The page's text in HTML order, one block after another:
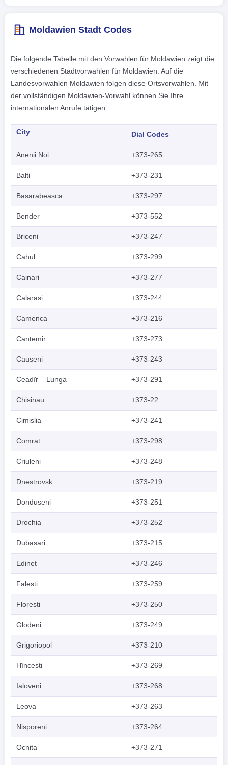
Moldawien Stadt Codes
Die folgende Tabelle mit den Vorwahlen für Moldawien zeigt die
verschiedenen Stadtvorwahlen für Moldawien. Auf die
Landesvorwahlen Moldawien folgen diese Ortsvorwahlen. Mit
der vollständigen Moldawien-Vorwahl können Sie Ihre
internationalen Anrufe tätigen.
City Dial Codes
Anenii Noi +373-265
Balti +373-231
Basarabeasca +373-297
Bender +373-552
Briceni +373-247
Cahul +373-299
Cainari +373-277
Calarasi +373-244
Camenca +373-216
Cantemir +373-273
Causeni +373-243
Ceadîr – Lunga +373-291
Chisinau +373-22
Cimislia +373-241
Comrat +373-298
Criuleni +373-248
Dnestrovsk +373-219
Donduseni +373-251
Drochia +373-252
Dubasari +373-215
Edinet +373-246
Falesti +373-259
Floresti +373-250
Glodeni +373-249
Grigoriopol +373-210
Hîncesti +373-269
Ialoveni +373-268
Leova +373-263
Nisporeni +373-264
Ocnita +373-271